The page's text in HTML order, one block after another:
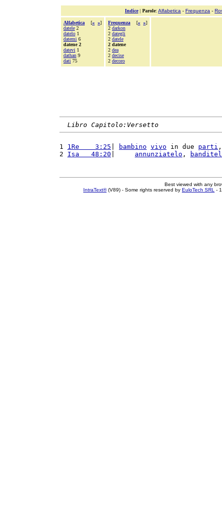
Indice| Parole: Alfabetica - Frequenza -
Alfabetica [« »]
datele 2
datelo 1
datemi 6
datene 2
datevi 1
dathan 9
dati 75
Frequenza [« »]
2 darkon
2 dategli
2 datele
2 datene
2 dea
2 decise
2 decoro
Libro Capitolo:Versetto
1 1Re    3:25 bambino vivo in due parti
2 Isa   48:20 annunziatelo ,
Best viewed with any
IntraText®(V89) - Some rights reserved by EuloTech SRL -